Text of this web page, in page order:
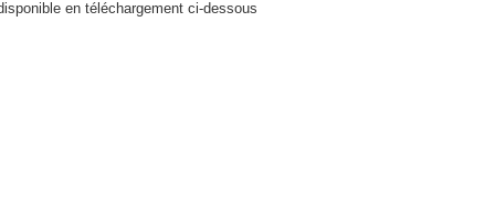
en téléchargement ci-dessous